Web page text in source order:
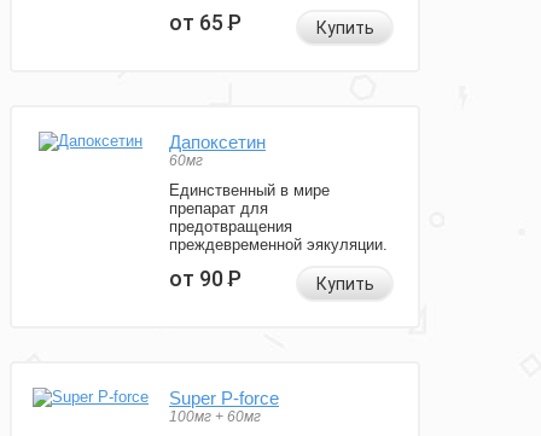
от 65Р Купить
Дапоксетин
60мг
Единственный в мире
препарат для
предотвращения
преждевременной эякуляции.
от 90Р Купить
Super P-force
100мг + 60мг